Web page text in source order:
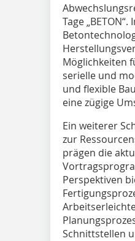
Tage
Möglichkeiten
serielle und
und flexible
eine zügige
Ein weiterer
zur
prägen die
Perspektiven
Schnittstellen